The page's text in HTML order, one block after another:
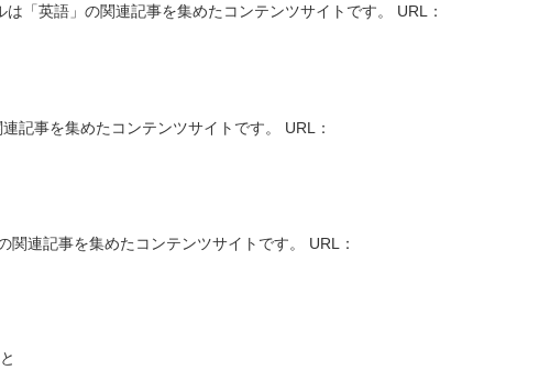
「英語」の関連記事を集めたコンテンツサイトです。 URL：
記事を集めたコンテンツサイトです。 URL：
連記事を集めたコンテンツサイトです。 URL：